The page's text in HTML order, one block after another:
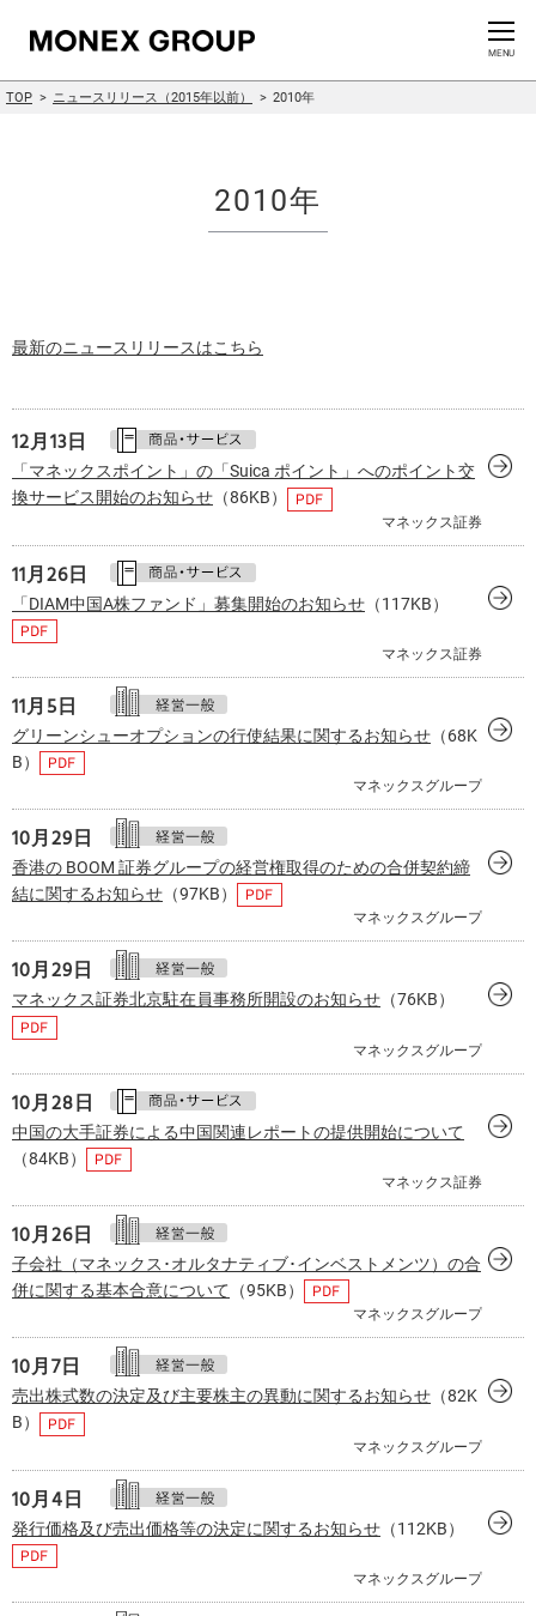
CLOSE
MENU
TOP ニュースリリース（2015年以前） 2010年
2010年
最新のニュースリリースはこちら
12月13日
「マネックスポイント」の「Suica ポイント」へのポイント交
換サービス開始のお知らせ （86KB）
マネックス証券
11月26日
「DIAM中国A株ファンド」募集開始のお知らせ （117KB）
マネックス証券
11月 5日
グリーンシューオプションの行使結果に関するお知らせ （68K
B）
マネックスグループ
10月29日
香港の BOOM 証券グループの経営権取得のための合併契約締
結に関するお知らせ （97KB）
マネックスグループ
10月29日
マネックス証券北京駐在員事務所開設のお知らせ （76KB）
マネックスグループ
10月28日
中国の大手証券による中国関連レポートの提供開始について
（84KB）
マネックス証券
10月26日
子会社（マネックス･オルタナティブ･インベストメンツ）の合
併に関する基本合意について （95KB）
マネックスグループ
10月7日
売出株式数の決定及び主要株主の異動に関するお知らせ （82K
B）
マネックスグループ
10月4日
発行価格及び売出価格等の決定に関するお知らせ （112KB）
マネックスグループ
イノベーション
採用情報
お問い合わせ